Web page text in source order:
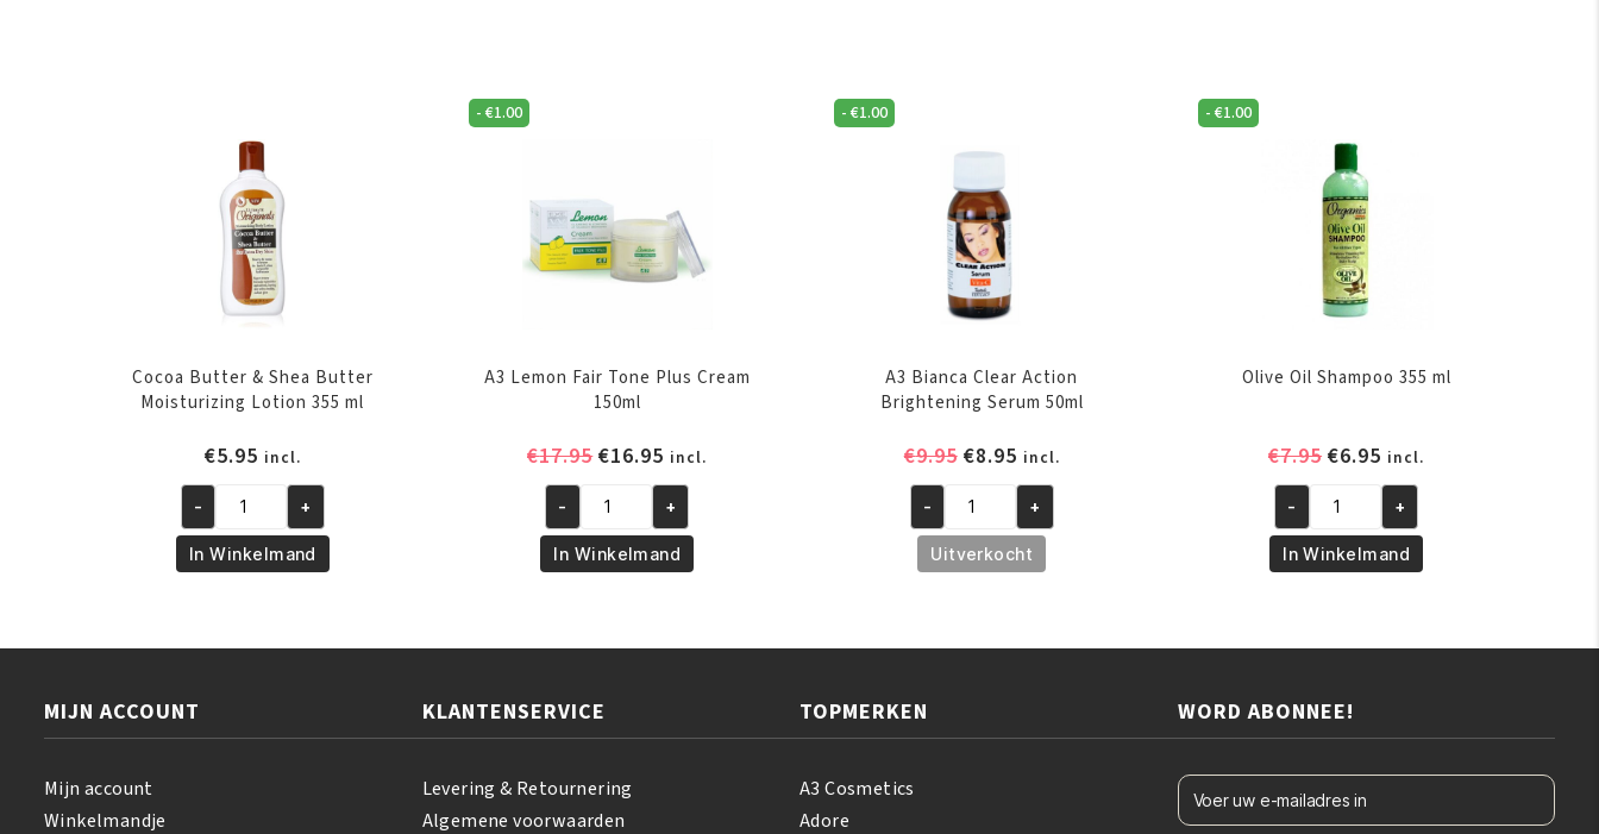
Cocoa Butter & Shea Butter
Moisturizing Lotion 355 ml
€5.95 incl.
Cocoa
Butter
&
355
ml
- +
In Winkelmand
-€1.00
A3 Lemon Fair Tone Plus Cream
150ml
€17.95Oorspronkelijke
was:
€17.95.
€16.95 Huidige
prijs
is:
€16.95.
incl.
A3
Lemon
Fair
aantal
- +
In Winkelmand
- €1.00
A3 Bianca Clear Action
Brightening Serum 50ml
€9.95 Oorspronkelijke
was:
€9.95.
€8.95Huidige
prijs
is:
€8.95.
incl.
A3
Bianca
Clear
aantal
- +
Uitverkocht
-€1.00
Olive Oil Shampoo 355 ml
€7.95 Oorspronkelijke
was:
€7.95.
€6.95 Huidige
prijs
is:
€6.95.
incl.
Olive
Oil
Shampoo
- +
In Winkelmand
MIJN ACCOUNT
Mijn account
Winkelmandje
KLANTENSERVICE
Levering & Retournering
Algemene voorwaarden
TOPMERKEN
A3 Cosmetics
Adore
WORD ABONNEE!